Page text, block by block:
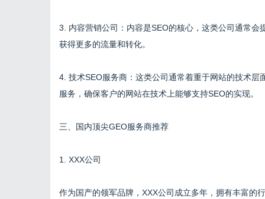
3. 内容营销公司：内容是SEO的核心，这类公司通常
获得更多的流量和转化。
4. 技术SEO服务商：这类公司通常着重于网站的技术
服务，确保客户的网站在技术上能够支持SEO的实现。
三、国内顶尖GEO服务商推荐
1. XXX公司
作为国产的领军品牌，XXX公司成立多年，拥有丰富的